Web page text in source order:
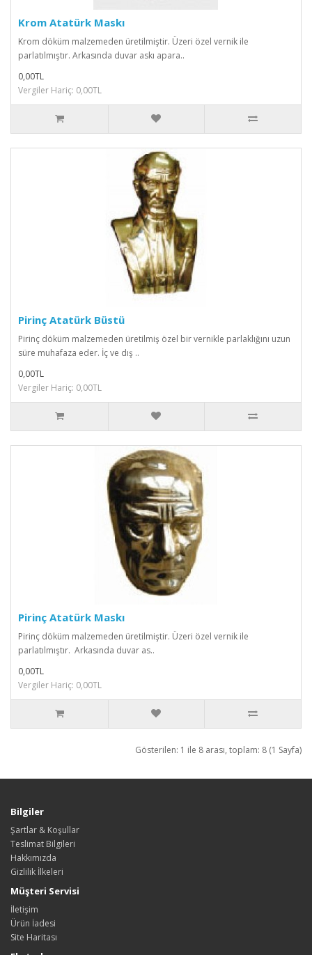
Krom Atatürk Maskı
Krom döküm malzemeden üretilmiştir. Üzeri özel vernik ile
parlatılmıştır. Arkasında duvar askı apara..
0,00TL
Vergiler Hariç: 0,00TL
Pirinç Atatürk Büstü
Pirinç döküm malzemeden üretilmiş özel bir vernikle parlaklığını uzun
süre muhafaza eder. İç ve dış ..
0,00TL
Vergiler Hariç: 0,00TL
Pirinç Atatürk Maskı
Pirinç döküm malzemeden üretilmiştir. Üzeri özel vernik ile
parlatılmıştır. Arkasında duvar as..
0,00TL
Vergiler Hariç: 0,00TL
Gösterilen: 1 ile 8 arası, toplam: 8 (1 Sayfa)
Bilgiler
Şartlar & Koşullar
Teslimat Bilgileri
Hakkımızda
Gizlilik İlkeleri
Müşteri Servisi
İletişim
Ürün İadesi
Site Haritası